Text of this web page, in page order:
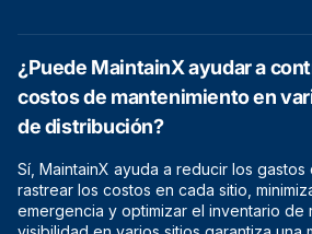
¿Puede MaintainX ayudar a
costos de mantenimiento en
de distribución?
Sí, MaintainX ayuda a reducir los gastos
rastrear los costos en cada sitio,
emergencia y optimizar el inventario de